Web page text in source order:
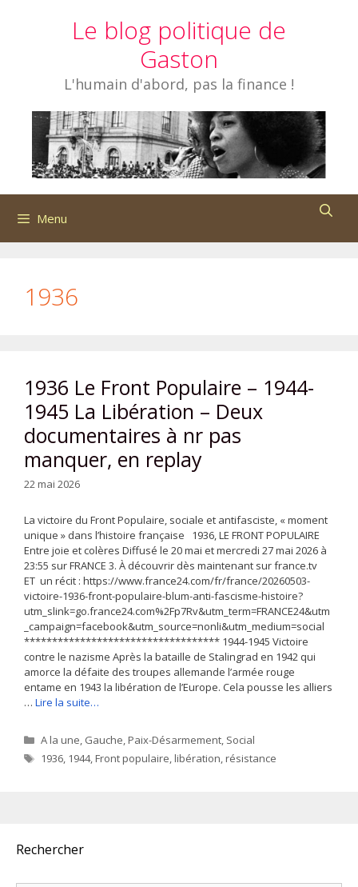
Le blog politique de
Gaston
L'humain d'abord, pas la finance !
Menu
1936
1936 Le Front Populaire – 1944-
1945 La Libération – Deux
documentaires à nr pas
manquer, en replay
22 mai 2026
La victoire du Front Populaire, sociale et antifasciste, « moment
unique » dans l’histoire française 1936, LE FRONT POPULAIRE
Entre joie et colères Diffusé le 20 mai et mercredi 27 mai 2026 à
23:55 sur FRANCE 3. À découvrir dès maintenant sur france.tv
ET un récit : https://www.france24.com/fr/france/20260503-
victoire-1936-front-populaire-blum-anti-fascisme-histoire?
utm_slink=go.france24.com%2Fp7Rv&utm_term=FRANCE24&utm
_campaign=facebook&utm_source=nonli&utm_medium=social
*********************************** 1944-1945 Victoire
contre le nazisme Après la bataille de Stalingrad en 1942 qui
amorce la défaite des troupes allemande l’armée rouge
entame en 1943 la libération de l’Europe. Cela pousse les alliers
… Lire la suite…
Catégories
A la une, Gauche,Paix-Désarmement, Social
Étiquettes
1936, 1944,Front populaire,libération,résistance
Rechercher